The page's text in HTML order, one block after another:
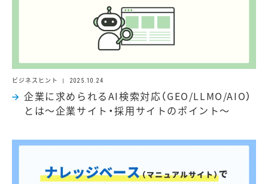
ビジネスヒント 2025.10.24
企業に求められるAI検索対応（GEO/LLMO/AIO）
とは～企業サイト・採用サイトのポイント～